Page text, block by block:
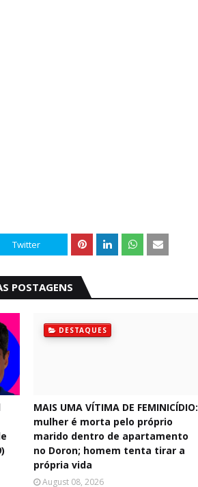
Twitter
POSTAGENS
DESTAQUES
MAIS UMA VÍTIMA DE FEMINICÍDIO:
mulher é morta pelo próprio
marido dentro de apartamento
no Doron; homem tenta tirar a
própria vida
August 08, 2026